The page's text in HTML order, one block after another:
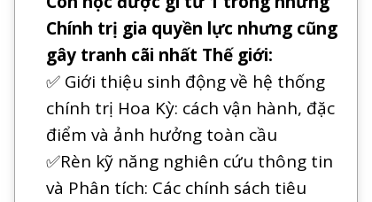
Chính trị gia quyền lực nhưng cũng
gây tranh cãi nhất Thế giới:
✅ Giới thiệu sinh động về hệ thống
chính trị Hoa Kỳ: cách vận hành, đặc
điểm và ảnh hưởng toàn cầu
✅Rèn kỹ năng nghiên cứu thông tin
và Phân tích: Các chính sách tiêu